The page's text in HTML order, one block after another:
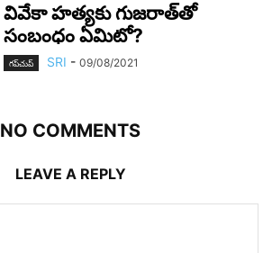
వివేకా హ‌త్య‌కు గుజ‌రాత్‌తో
సంబంధం ఏమిటో?
గ‌ప్‌చుప్ SRI - 09/08/2021
NO COMMENTS
LEAVE A REPLY